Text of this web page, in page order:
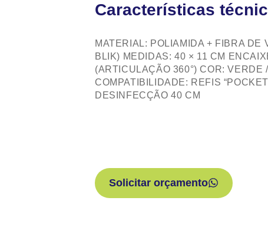
Características
MATERIAL: POLIAMIDA + FIBRA DE
BLIK) MEDIDAS: 40 × 11 CM
(ARTICULAÇÃO 360°) COR: VERDE
COMPATIBILIDADE: REFIS
DESINFECÇÃO 40 CM
Solicitar orçamento